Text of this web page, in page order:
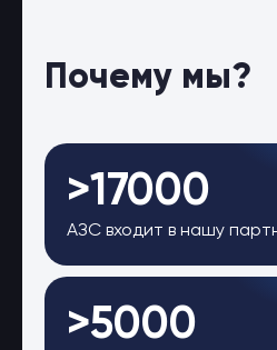
Почему мы?
>17000
АЗС входит в нашу
>5000